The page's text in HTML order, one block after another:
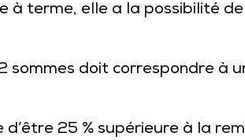
terme, elle a la possibilité
sommes doit correspondre à
25 % supérieure à la